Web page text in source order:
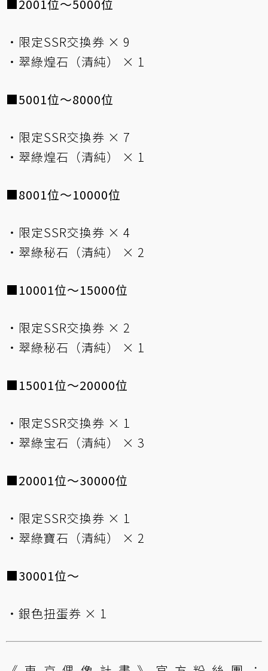
■2001位～5000位
・限定SSR交換券 × 9
・翠綠煌石（清純） × 1
■5001位～8000位
・限定SSR交換券 × 7
・翠綠煌石（清純） × 1
■8001位～10000位
・限定SSR交換券 × 4
・翠綠秘石（清純） × 2
■10001位～15000位
・限定SSR交換券 × 2
・翠綠秘石（清純） × 1
■15001位～20000位
・限定SSR交換券 × 1
・翠綠宝石（清純） × 3
■20001位～30000位
・限定SSR交換券 × 1
・翠綠寶石（清純） × 2
■30001位～
・銀色扭蛋券 × 1